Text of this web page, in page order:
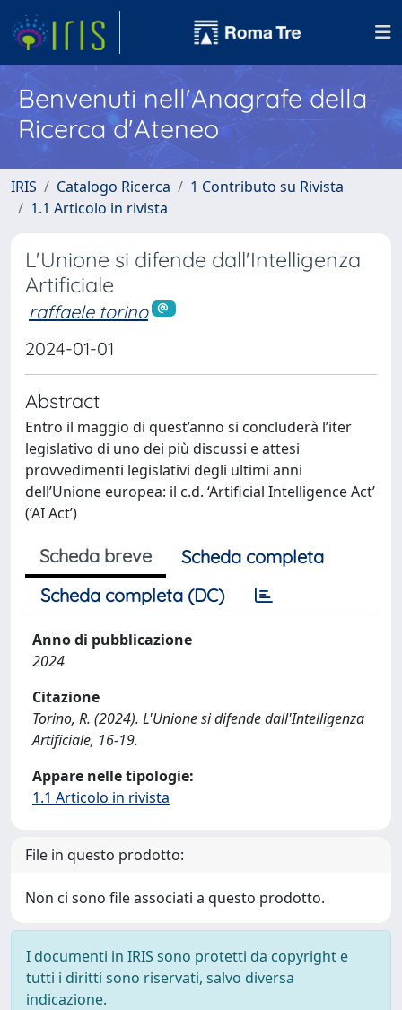
Benvenuti nell'Anagrafe della
Ricerca d'Ateneo
IRIS Catalogo Ricerca
1 Contributo su Rivista
1.1 Articolo in rivista
L'Unione si difende dall'Intelligenza
Artificiale
raffaele torino
2024-01-01
Abstract
Entro il maggio di quest’anno si concluderà l’iter
legislativo di uno dei più discussi e attesi
provvedimenti legislativi degli ultimi anni
dell’Unione europea: il c.d. ‘Artificial Intelligence Act’
(‘AI Act’)
Scheda breve
Scheda completa
Scheda completa (DC)
Anno di pubblicazione
2024
Citazione
Torino, R. (2024). L'Unione si difende dall'Intelligenza
Artificiale, 16-19.
Appare nelle tipologie:
1.1 Articolo in rivista
File in questo prodotto:
Non ci sono file associati a questo prodotto.
I documenti in IRIS sono protetti da copyright e
tutti i diritti sono riservati, salvo diversa
indicazione.